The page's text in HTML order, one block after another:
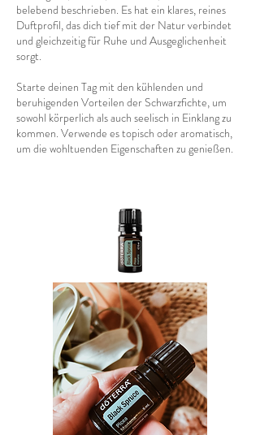
belebend beschrieben. Es hat ein klares, reines
Duftprofil, das dich tief mit der Natur verbindet
und gleichzeitig für Ruhe und Ausgeglichenheit
sorgt.
Starte deinen Tag mit den kühlenden und
beruhigenden Vorteilen der Schwarzfichte, um
sowohl körperlich als auch seelisch in Einklang zu
kommen. Verwende es topisch oder aromatisch,
um die wohltuenden Eigenschaften zu genießen.